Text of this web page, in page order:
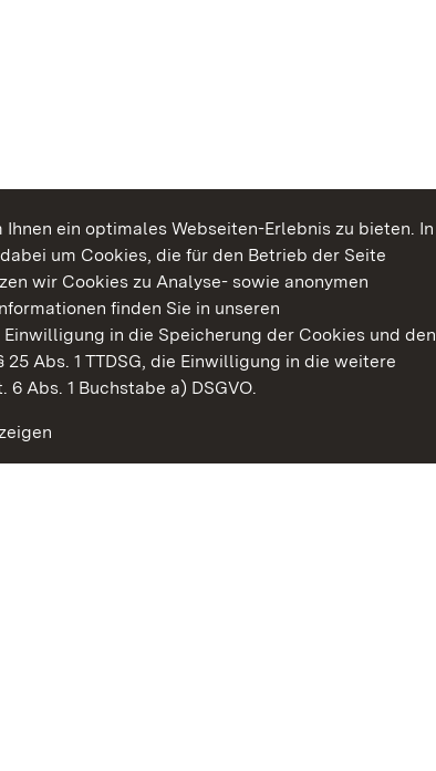
ein optimales Webseiten-Erlebnis zu bieten. In
um Cookies, die für den Betrieb der Seite
wir Cookies zu Analyse- sowie anonymen
finden Sie in unseren
Einwilligung in die Speicherung der Cookies und den
Abs. 1 TTDSG, die Einwilligung in die weitere
Abs. 1 Buchstabe a) DSGVO.